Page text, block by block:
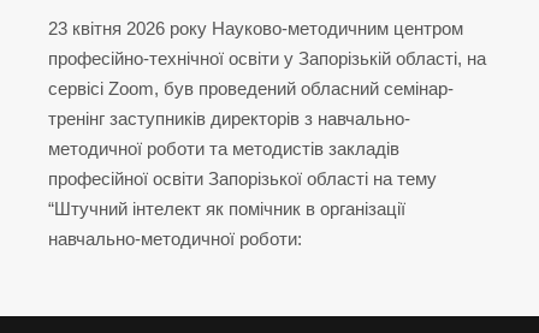
23 квітня 2026 року Науково-методичним центром
професійно-технічної освіти у Запорізькій області, на
сервісі Zoom, був проведений обласний семінар-
тренінг заступників директорів з навчально-
методичної роботи та методистів закладів
професійної освіти Запорізької області на тему
“Штучний інтелект як помічник в організації
навчально-методичної роботи: